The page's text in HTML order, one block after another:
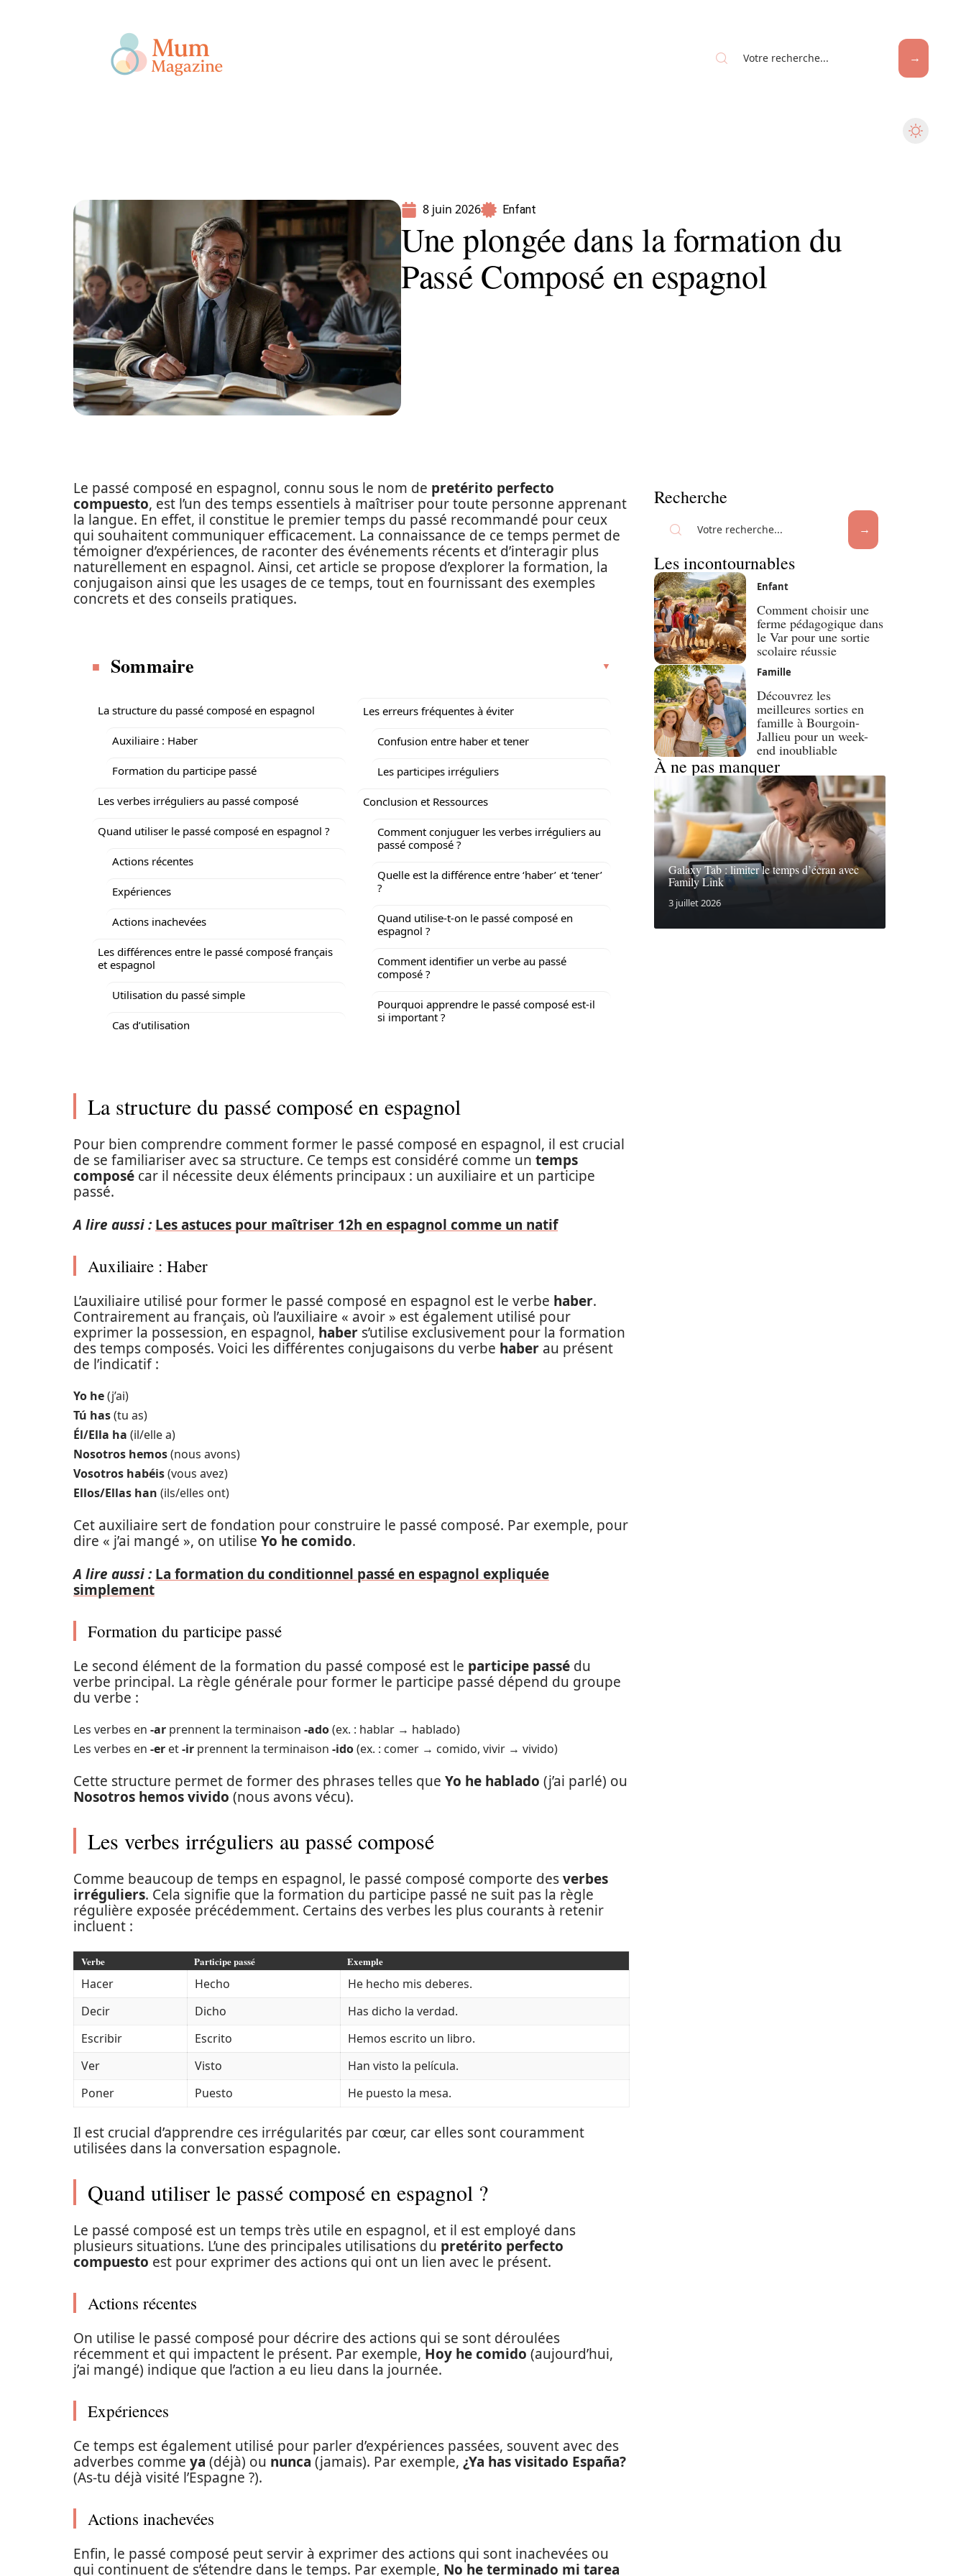
8 juin 2026 Enfant
Une plongée dans la formation du
Passé Composé en espagnol
Le passé composé en espagnol, connu sous le nom de pretérito perfecto
compuesto, est l’un des temps essentiels à maîtriser pour toute personne apprenant
la langue. En effet, il constitue le premier temps du passé recommandé pour ceux
qui souhaitent communiquer efficacement. La connaissance de ce temps permet de
témoigner d’expériences, de raconter des événements récents et d’interagir plus
naturellement en espagnol. Ainsi, cet article se propose d’explorer la formation, la
conjugaison ainsi que les usages de ce temps, tout en fournissant des exemples
concrets et des conseils pratiques.
Sommaire
La structure du passé composé en espagnol
Auxiliaire : Haber
Formation du participe passé
Les verbes irréguliers au passé composé
Quand utiliser le passé composé en espagnol ?
Actions récentes
Expériences
Actions inachevées
Les différences entre le passé composé français
et espagnol
Utilisation du passé simple
Cas d’utilisation
Les erreurs fréquentes à éviter
Confusion entre haber et tener
Les participes irréguliers
Conclusion et Ressources
Comment conjuguer les verbes irréguliers au
passé composé ?
Quelle est la différence entre ‘haber’ et ‘tener’
?
Quand utilise-t-on le passé composé en
espagnol ?
Comment identifier un verbe au passé
composé ?
Pourquoi apprendre le passé composé est-il
si important ?
La structure du passé composé en espagnol
Pour bien comprendre comment former le passé composé en espagnol, il est crucial
de se familiariser avec sa structure. Ce temps est considéré comme un temps
composé car il nécessite deux éléments principaux : un auxiliaire et un participe
passé.
A lire aussi : Les astuces pour maîtriser 12h en espagnol comme un natif
Auxiliaire : Haber
L’auxiliaire utilisé pour former le passé composé en espagnol est le verbe haber.
Contrairement au français, où l’auxiliaire « avoir » est également utilisé pour
exprimer la possession, en espagnol, haber s’utilise exclusivement pour la formation
des temps composés. Voici les différentes conjugaisons du verbe haber au présent
de l’indicatif :
Yo he(j’ai)
Tú has(tu as)
Él/Ella ha (il/elle a)
Nosotros hemos(nous avons)
Vosotros habéis(vous avez)
Ellos/Ellas han (ils/elles ont)
Cet auxiliaire sert de fondation pour construire le passé composé. Par exemple, pour
dire « j’ai mangé », on utilise Yo he comido.
A lire aussi : La formation du conditionnel passé en espagnol expliquée
simplement
Formation du participe passé
Le second élément de la formation du passé composé est le participe passé du
verbe principal. La règle générale pour former le participe passé dépend du groupe
du verbe :
Les verbes en -ar prennent la terminaison -ado(ex. : hablar → hablado)
Les verbes en -er et-ir prennent la terminaison -ido(ex. : comer → comido, vivir → vivido)
Cette structure permet de former des phrases telles que Yo he hablado (j’ai parlé) ou
Nosotros hemos vivido (nous avons vécu).
Les verbes irréguliers au passé composé
Comme beaucoup de temps en espagnol, le passé composé comporte desverbes
irréguliers. Cela signifie que la formation du participe passé ne suit pas la règle
régulière exposée précédemment. Certains des verbes les plus courants à retenir
incluent :
Verbe Participe passé Exemple
Hacer Hecho
He hecho mis deberes.
Decir
Dicho
Has dicho la verdad.
Escribir
Escrito
Hemos escrito un libro.
Ver
Visto
Han visto la película.
Poner
Puesto He puesto la mesa.
Il est crucial d’apprendre ces irrégularités par cœur, car elles sont couramment
utilisées dans la conversation espagnole.
Quand utiliser le passé composé en espagnol ?
Le passé composé est un temps très utile en espagnol, et il est employé dans
plusieurs situations. L’une des principales utilisations du pretérito perfecto
compuesto est pour exprimer des actions qui ont un lien avec le présent.
Actions récentes
On utilise le passé composé pour décrire des actions qui se sont déroulées
récemment et qui impactent le présent. Par exemple, Hoy he comido (aujourd’hui,
j’ai mangé) indique que l’action a eu lieu dans la journée.
Expériences
Ce temps est également utilisé pour parler d’expériences passées, souvent avec des
adverbes comme ya (déjà) ou nunca (jamais). Par exemple, ¿Ya has visitado España?
(As-tu déjà visité l’Espagne ?).
Actions inachevées
Enfin, le passé composé peut servir à exprimer des actions qui sont inachevées ou
qui continuent de s’étendre dans le temps. Par exemple, No he terminado mi tarea
Recherche
Les incontournables
Enfant
Comment choisir une
ferme pédagogique dans
le Var pour une sortie
scolaire réussie
Famille
Découvrez les
meilleures sorties en
famille à Bourgoin-
Jallieu pour un week-
end inoubliable
À ne pas manquer
Galaxy Tab : limiter le temps d’écran avec
Family Link
3 juillet 2026